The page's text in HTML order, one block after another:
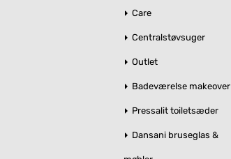
Care
Centralstøvsuger
Outlet
Badeværelse makeover
Pressalit toiletsæder
Dansani bruseglas &